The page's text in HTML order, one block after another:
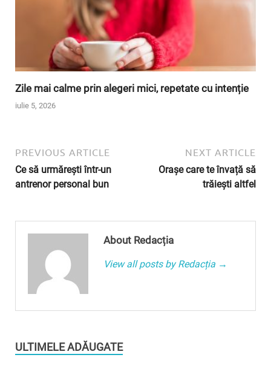
Zile mai calme prin alegeri mici, repetate cu intenție
iulie 5, 2026
PREVIOUS ARTICLE
Ce să urmărești într-un
antrenor personal bun
NEXT ARTICLE
Orașe care te învață să
trăiești altfel
About Redacția
View all posts by Redacția →
ULTIMELE ADĂUGATE